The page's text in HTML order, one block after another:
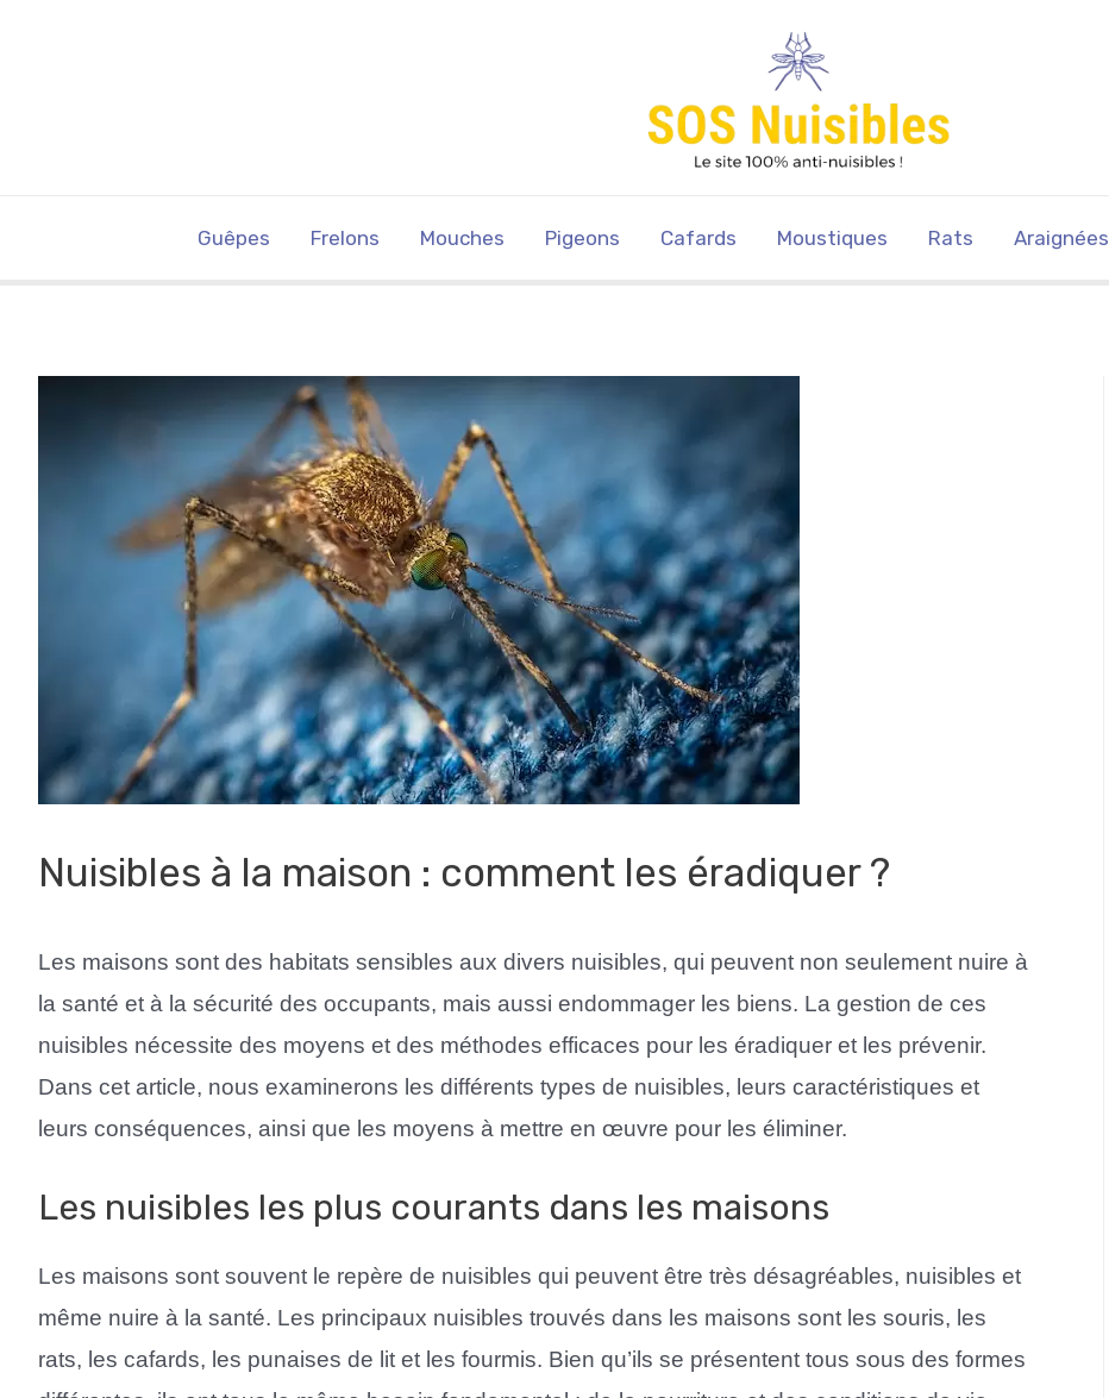
Guêpes Frelons Mouches Pigeons Cafards Moustiques Rats Araignées
Nuisibles à la maison : comment les éradiquer ?
Les maisons sont des habitats sensibles aux divers nuisibles, qui peuvent non seulement nuire à
la santé et à la sécurité des occupants, mais aussi endommager les biens. La gestion de ces
nuisibles nécessite des moyens et des méthodes efficaces pour les éradiquer et les prévenir.
Dans cet article, nous examinerons les différents types de nuisibles, leurs caractéristiques et
leurs conséquences, ainsi que les moyens à mettre en œuvre pour les éliminer.
Les nuisibles les plus courants dans les maisons
Les maisons sont souvent le repère de nuisibles qui peuvent être très désagréables, nuisibles et
même nuire à la santé. Les principaux nuisibles trouvés dans les maisons sont les souris, les
rats, les cafards, les punaises de lit et les fourmis. Bien qu’ils se présentent tous sous des formes